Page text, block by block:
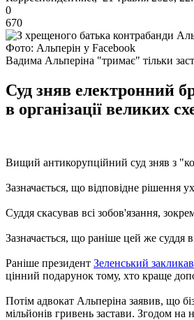
0
670
Фото: Альперін у Facebook
Вадима Альперіна "тримає" тільки
Суд зняв електронний
в організації великих
Вищий антикорупційний суд зняв з
Зазначається, що відповідне рішення
Суддя скасував всі зобов'язання,
Зазначається, що раніше цей же суддя
Раніше президент Зеленський
цінний подарунок тому, хто краще
Потім адвокат Альперіна заявив, що
мільйонів гривень застави. Згодом на